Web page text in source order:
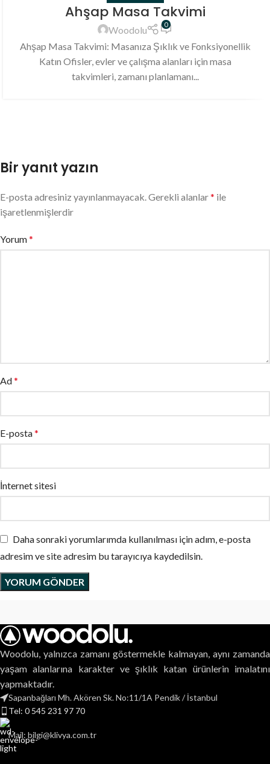
Ahşap Masa Takvimi
Woodolu 0
Ahşap Masa Takvimi: Masanıza Şıklık ve Fonksiyonellik
Katın Ofisler, evler ve çalışma alanları için masa
takvimleri, zamanı planlamanı...
Bir yanıt yazın
E-posta adresiniz yayınlanmayacak. Gerekli alanlar* ile
işaretlenmişlerdir
Yorum*
Ad*
E-posta*
İnternet sitesi
Daha sonraki yorumlarımda kullanılması için adım, e-posta
adresim ve site adresim bu tarayıcıya kaydedilsin.
Woodolu, yalnızca zamanı göstermekle kalmayan, aynı zamanda
yaşam alanlarına karakter ve şıklık katan ürünlerin imalatını
yapmaktadır.
Sapanbağları Mh. Akören Sk. No:11/1A Pendik / İstanbul
Tel: 0 545 231 97 70
Mail: bilgi@klivya.com.tr